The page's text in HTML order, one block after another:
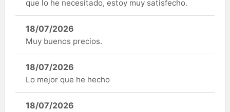
que lo he necesitado, estoy muy satisfecho.
18/07/2026
Muy buenos precios.
18/07/2026
Lo mejor que he hecho
18/07/2026